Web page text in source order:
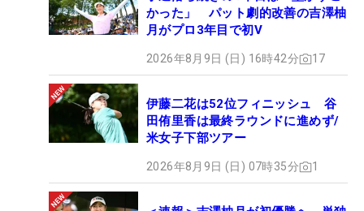
かった」 パット劇的改善の吉澤柚
月がプロ3年目で初V
2026年8月9日 (日) 16時42分 17
伊藤二花は52位フィニッシュ 谷
田侑里香は最終ラウンドに進めず/
米女子下部ツアー
2026年8月9日 (日) 07時35分 1